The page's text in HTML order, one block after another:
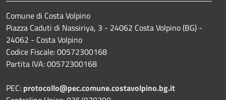
Comune di Costa Volpino
Piazza Caduti di Nassiriya, 3 - 24062 Costa Volpino (BG) -
24062 - Costa Volpino
Codice Fiscale: 00572300168
Partita IVA: 00572300168
PEC: protocollo@pec.comune.costavolpino.bg.it